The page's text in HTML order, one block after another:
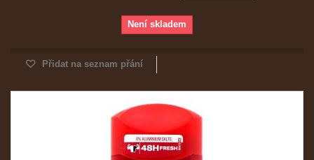
Není skladem
Přidat na seznam přání